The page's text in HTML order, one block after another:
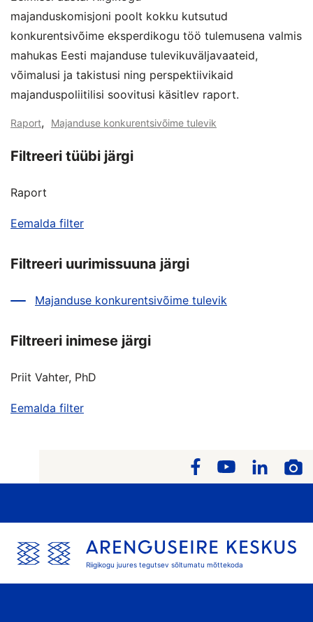
majanduskomisjoni poolt kokku kutsutud
konkurentsivõime eksperdikogu töö tulemusena valmis
mahukas Eesti majanduse tulevikuväljavaateid,
võimalusi ja takistusi ning perspektiivikaid
majanduspoliitilisi soovitusi käsitlev raport.
Raport, Majanduse konkurentsivõime tulevik
Filtreeri tüübi järgi
Raport
Eemalda filter
Filtreeri uurimissuuna järgi
Majanduse konkurentsivõime tulevik
Filtreeri inimese järgi
Priit Vahter, PhD
Eemalda filter
Riigikogu juures tegutsev sõltumatu mõttekoda